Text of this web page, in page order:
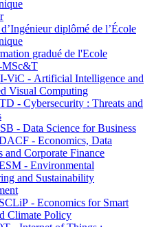
diplômé de l’École
gradué de l'Ecole
MSc&T
ViC - Artificial Intelligence and
Visual Computing
- Cybersecurity : Threats and
- Data Science for Business
- Economics, Data
and Corporate Finance
- Environmental
and Sustainability
- Economics for Smart
Climate Policy